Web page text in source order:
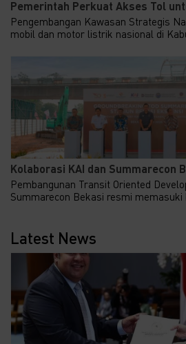
Pemerintah Perkuat Akses Tol
Pengembangan Kawasan Strategis
mobil dan motor listrik nasional di
Kolaborasi KAI dan Summarecon
Pembangunan Transit Oriented
Summarecon Bekasi resmi memasuki
Latest News